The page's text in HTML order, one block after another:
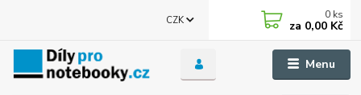
Menu
CZK 0 ks
za 0,00 Kč